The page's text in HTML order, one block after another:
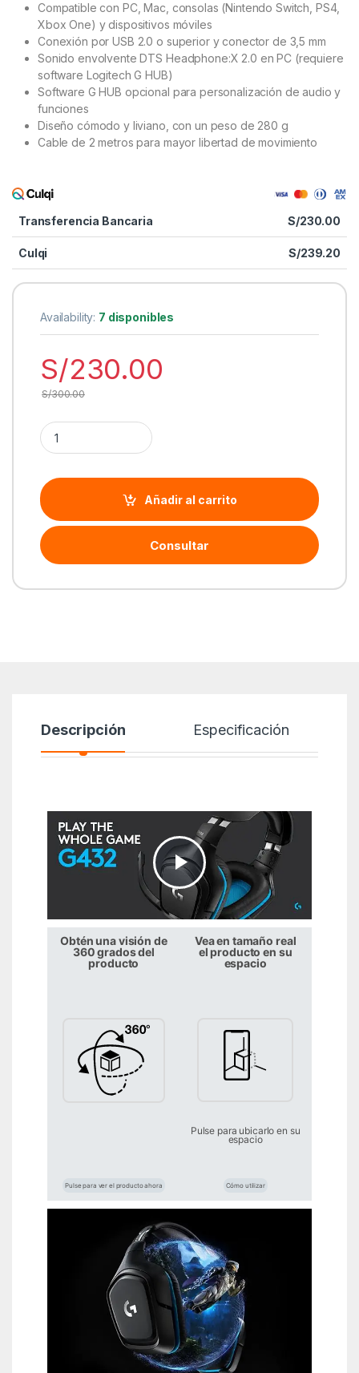
Compatible con PC, Mac, consolas (Nintendo Switch, PS4,
Xbox One) y dispositivos móviles
Conexión por USB 2.0 o superior y conector de 3,5 mm
Sonido envolvente DTS Headphone:X 2.0 en PC (requiere
software Logitech G HUB)
Software G HUB opcional para personalización de audio y
funciones
Diseño cómodo y liviano, con un peso de 280 g
Cable de 2 metros para mayor libertad de movimiento
Transferencia Bancaria S/230.00
Culqi S/239.20
Availability: 7 disponibles
S/230.00
S/300.00
Cantidad AUDIFONO C/MICROF. LOGITECH G432 7.1 USB
Añadir al carrito
Consultar
Descripción Especificación
Obtén una visión de
360 grados del
producto
Pulse para ver el producto ahora
Vea en tamaño real
el producto en su
espacio
Pulse para ubicarlo en su
espacio
Cómo utilizar